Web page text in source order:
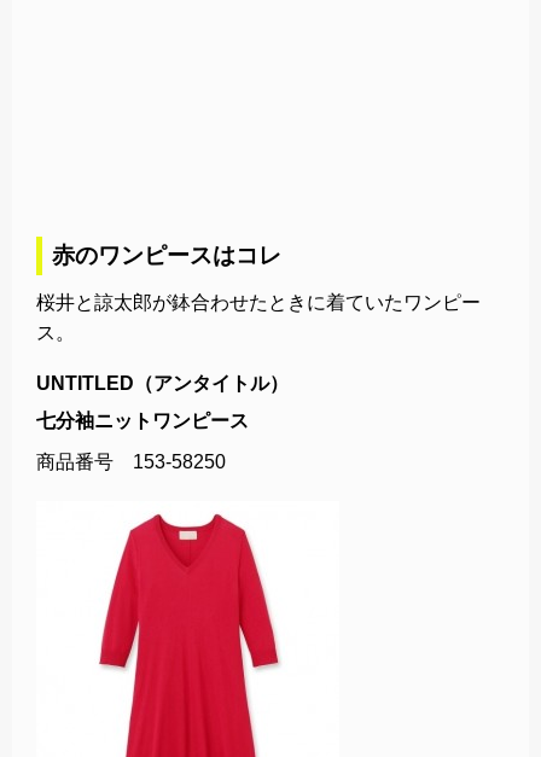
赤のワンピースはコレ
桜井と諒太郎が鉢合わせたときに着ていたワンピー
ス。
UNTITLED（アンタイトル）
七分袖ニットワンピース
商品番号 153-58250